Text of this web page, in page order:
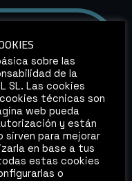
Manager para
EMEA.
Avid a principios
lanzó el primer
sobre las
de la
SL. Las cookies
técnicas son
web pueda
y están
para mejorar
en base a tus
estas cookies
o